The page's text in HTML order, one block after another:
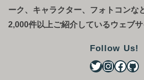
ーク、キャラクター、フォトコンな
2,000件以上ご紹介しているウェブサ
Follow Us!